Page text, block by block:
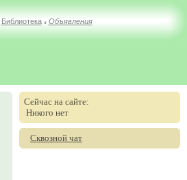
Библиотека // Объявления
Сейчас на сайте:
Никого нет
Сквозной чат